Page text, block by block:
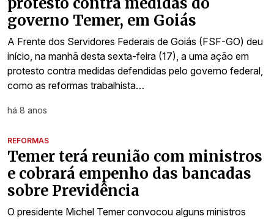
governo Temer, em Goiás
A Frente dos Servidores Federais de Goiás (FSF-GO) deu
início, na manhã desta sexta-feira (17), a uma ação em
protesto contra medidas defendidas pelo governo federal,
como as reformas trabalhista…
há 8 anos
REFORMAS
Temer terá reunião com ministros
e cobrará empenho das bancadas
sobre Previdência
O presidente Michel Temer convocou alguns ministros